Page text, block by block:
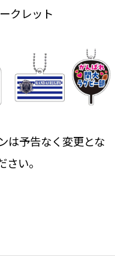
クレット
は予告なく変更とな
い。